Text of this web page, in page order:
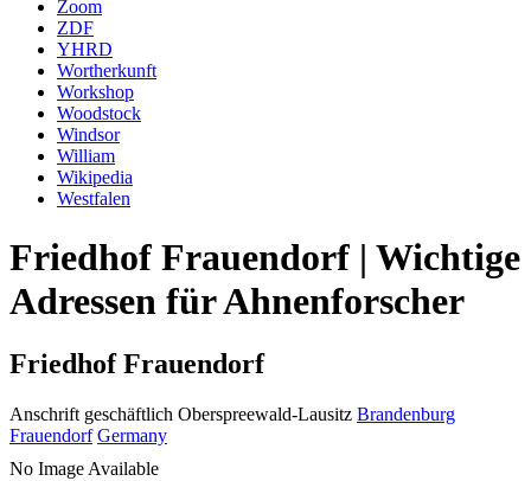
Zoom
ZDF
YHRD
Wortherkunft
Workshop
Woodstock
Windsor
William
Wikipedia
Westfalen
Friedhof Frauendorf | Wichtige
Adressen für Ahnenforscher
Friedhof Frauendorf
Anschrift geschäftlich Oberspreewald-Lausitz Brandenburg
Frauendorf Germany
No Image Available